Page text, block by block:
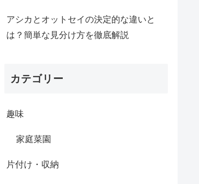
アシカとオットセイの決定的な違いと
は？簡単な見分け方を徹底解説
カテゴリー
趣味
家庭菜園
片付け・収納